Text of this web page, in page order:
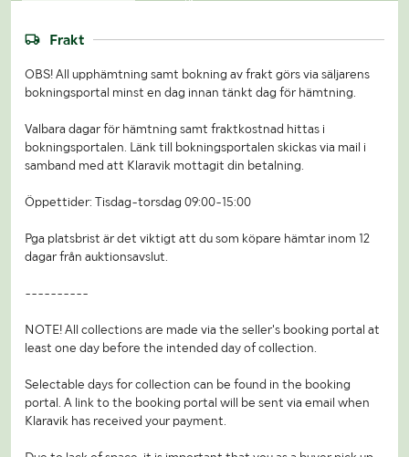
Frakt
OBS! All upphämtning samt bokning av frakt görs via säljarens
bokningsportal minst en dag innan tänkt dag för hämtning.
Valbara dagar för hämtning samt fraktkostnad hittas i
bokningsportalen. Länk till bokningsportalen skickas via mail i
samband med att Klaravik mottagit din betalning.
Öppettider: Tisdag-torsdag 09:00-15:00
Pga platsbrist är det viktigt att du som köpare hämtar inom 12
dagar från auktionsavslut.
----------
NOTE! All collections are made via the seller's booking portal at
least one day before the intended day of collection.
Selectable days for collection can be found in the booking
portal. A link to the booking portal will be sent via email when
Klaravik has received your payment.